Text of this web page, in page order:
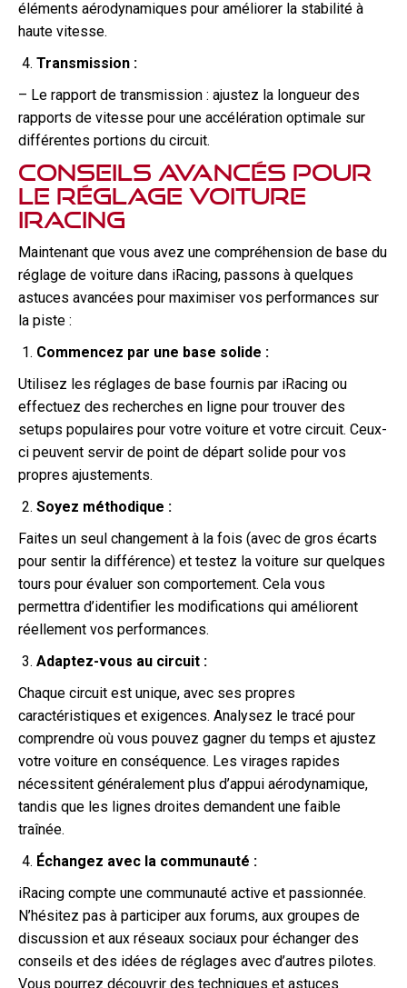
éléments aérodynamiques pour améliorer la stabilité à
haute vitesse.
Transmission :
– Le rapport de transmission : ajustez la longueur des
rapports de vitesse pour une accélération optimale sur
différentes portions du circuit.
Conseils avancés pour
le réglage voiture
iRacing
Maintenant que vous avez une compréhension de base du
réglage de voiture dans iRacing, passons à quelques
astuces avancées pour maximiser vos performances sur
la piste :
Commencez par une base solide :
Utilisez les réglages de base fournis par iRacing ou
effectuez des recherches en ligne pour trouver des
setups populaires pour votre voiture et votre circuit. Ceux-
ci peuvent servir de point de départ solide pour vos
propres ajustements.
Soyez méthodique :
Faites un seul changement à la fois (avec de gros écarts
pour sentir la différence) et testez la voiture sur quelques
tours pour évaluer son comportement. Cela vous
permettra d’identifier les modifications qui améliorent
réellement vos performances.
Adaptez-vous au circuit :
Chaque circuit est unique, avec ses propres
caractéristiques et exigences. Analysez le tracé pour
comprendre où vous pouvez gagner du temps et ajustez
votre voiture en conséquence. Les virages rapides
nécessitent généralement plus d’appui aérodynamique,
tandis que les lignes droites demandent une faible
traînée.
Échangez avec la communauté :
iRacing compte une communauté active et passionnée.
N’hésitez pas à participer aux forums, aux groupes de
discussion et aux réseaux sociaux pour échanger des
conseils et des idées de réglages avec d’autres pilotes.
Vous pourrez découvrir des techniques et astuces